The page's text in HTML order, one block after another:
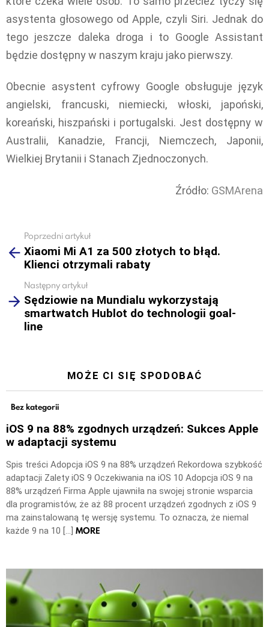
asystenta głosowego od Apple, czyli Siri. Jednak do
tego jeszcze daleka droga i to Google Assistant
będzie dostępny w naszym kraju jako pierwszy.
Obecnie asystent cyfrowy Google obsługuje język
angielski, francuski, niemiecki, włoski, japoński,
koreański, hiszpański i portugalski. Jest dostępny w
Australii, Kanadzie, Francji, Niemczech, Japonii,
Wielkiej Brytanii i Stanach Zjednoczonych.
Źródło: GSMArena
more
Poprzedni artykuł
Xiaomi Mi A1 za 500 złotych to błąd.
Klienci otrzymali rabaty
Następny artykuł
Sędziowie na Mundialu wykorzystają
smartwatch Hublot do technologii goal-
line
MOŻE CI SIĘ SPODOBAĆ
Bez kategorii
iOS 9 na 88% zgodnych urządzeń: Sukces Apple
w adaptacji systemu
Spis treści Adopcja iOS 9 na 88% urządzeń Rekordowa szybkość
adaptacji Zalety iOS 9 Oczekiwania na iOS 10 Adopcja iOS 9 na
88% urządzeń Firma Apple ujawniła na swojej stronie wsparcia
dla programistów, że aż 88 procent urządzeń zgodnych z iOS 9
ma zainstalowaną tę wersję systemu. To oznacza, że niemal
każde 9 na 10 […] MORE